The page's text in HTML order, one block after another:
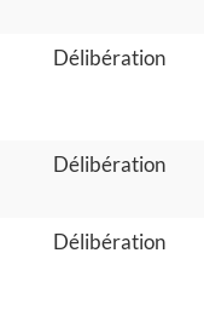
Délibération
Délibération
Délibération